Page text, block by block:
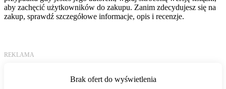
aby zachęcić użytkowników do zakupu. Zanim zdecydujesz się na
zakup, sprawdź szczegółowe informacje, opis i recenzje.